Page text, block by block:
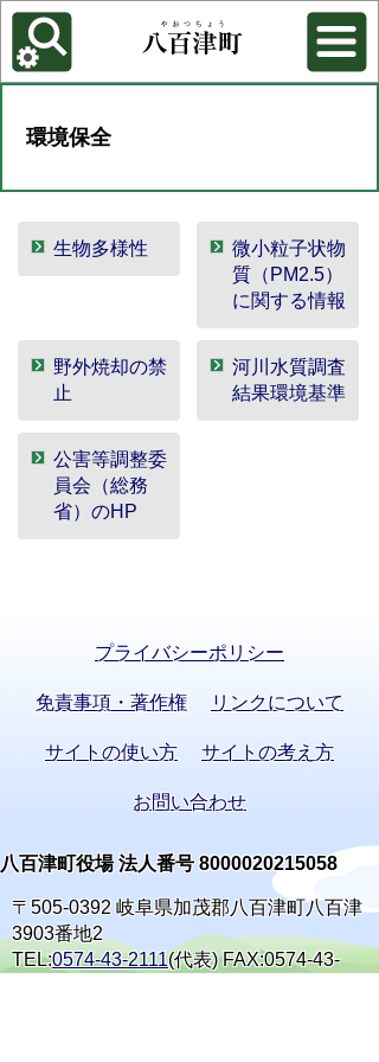
各種機能
背景色を変更する
環境保全
生物多様性
微小粒子状物
質（PM2.5）
に関する情報
野外焼却の禁
止
河川水質調査
結果環境基準
公害等調整委
員会（総務
省）のHP
プライバシーポリシー
免責事項・著作権 リンクについて
サイトの使い方 サイトの考え方
お問い合わせ
八百津町役場 法人番号 8000020215058
〒505-0392 岐阜県加茂郡八百津町八百津
3903番地2
TEL:0574-43-2111(代表) FAX:0574-43-